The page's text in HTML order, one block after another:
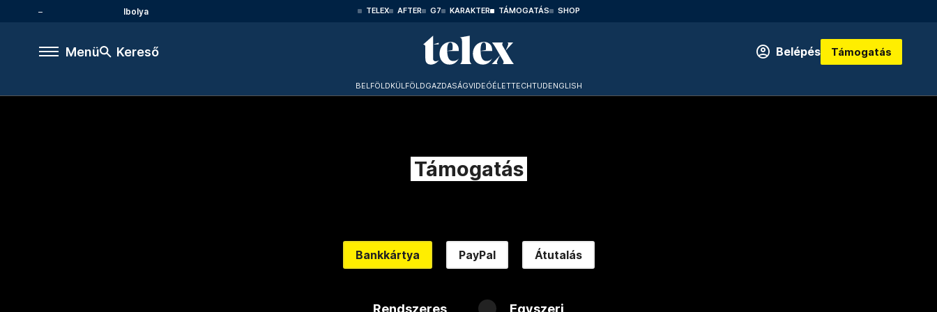
Ibolya TELEX AFTER G7 KARAKTER TÁMOGATÁS SHOP
Menü Kereső Belépés Támogatás
BELFÖLDKÜLFÖLDGAZDASÁGVIDEÓÉLETTECHTUDENGLISH
Támogatás
Bankkártya PayPal Átutalás
Rendszeres Egyszeri